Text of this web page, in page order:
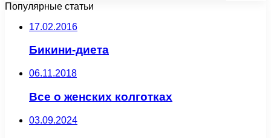
Популярные статьи
17.02.2016
Бикини-диета
06.11.2018
Все о женских колготках
03.09.2024